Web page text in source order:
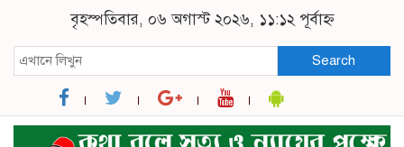
বৃহস্পতিবার, ০৬ অগাস্ট ২০২৬, ১১:১২ পূর্বাহ্ন
Search